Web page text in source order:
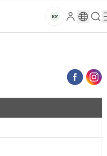
마
로
그
구
글
검
색